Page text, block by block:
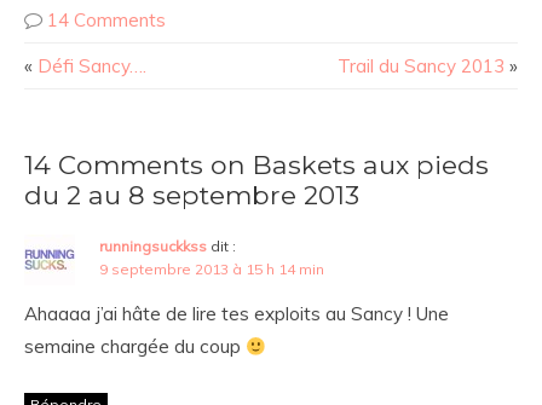
14 Comments
« Défi Sancy…. Trail du Sancy 2013 »
14 Comments on Baskets aux pieds
du 2 au 8 septembre 2013
runningsuckkss dit :
9 septembre 2013 à 15 h 14 min
Ahaaaa j’ai hâte de lire tes exploits au Sancy ! Une
semaine chargée du coup